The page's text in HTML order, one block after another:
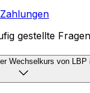
gestellte Fragen
Wechselkurs von LBP